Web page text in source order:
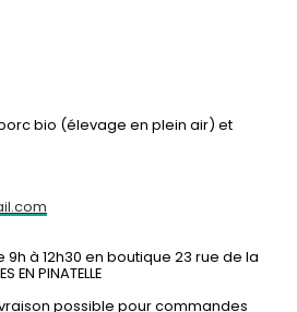
bio (élevage en plein air) et
à 12h30 en boutique 23 rue de la
EN PINATELLE
possible pour commandes